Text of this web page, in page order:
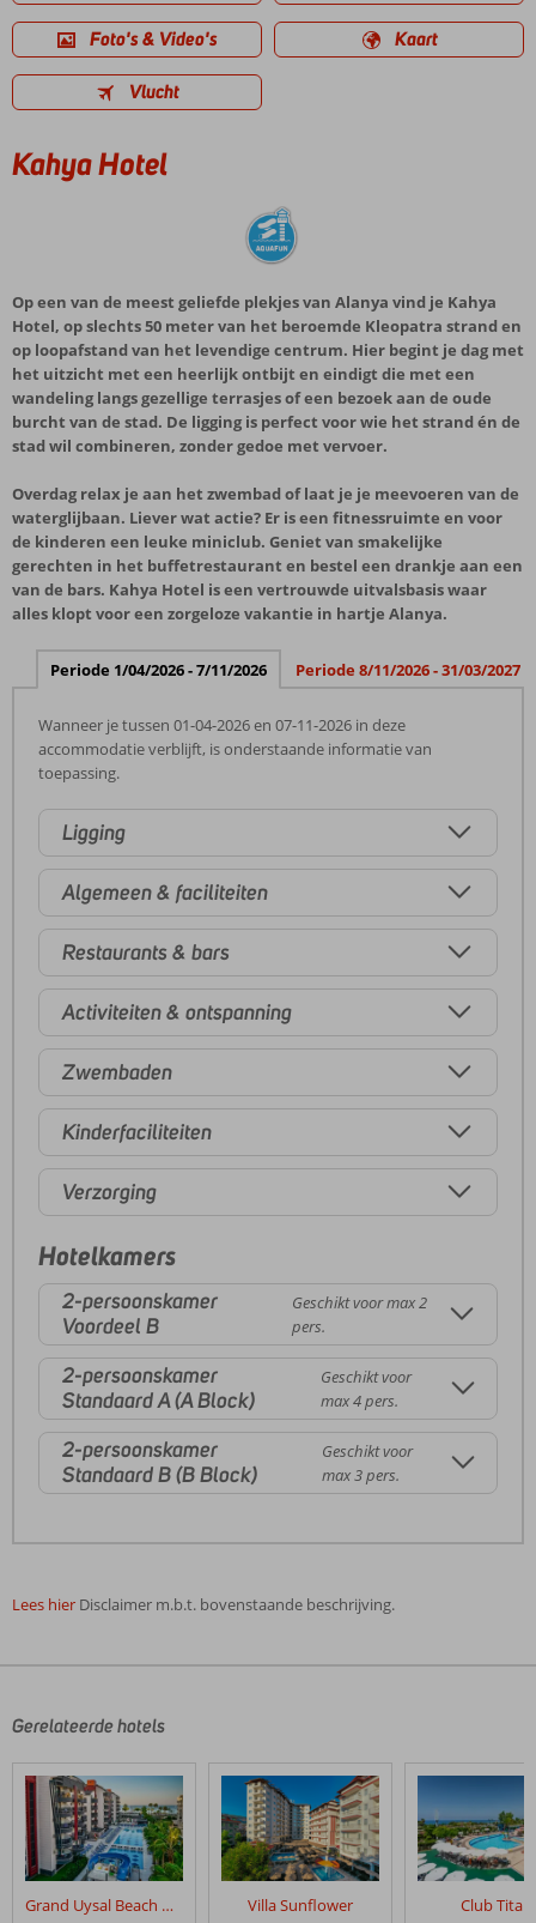
Foto's & Video's Kaart
Vlucht
Kahya Hotel
Op een van de meest geliefde plekjes van Alanya vind je Kahya
Hotel, op slechts 50 meter van het beroemde Kleopatra strand en
op loopafstand van het levendige centrum. Hier begint je dag met
het uitzicht met een heerlijk ontbijt en eindigt die met een
wandeling langs gezellige terrasjes of een bezoek aan de oude
burcht van de stad. De ligging is perfect voor wie het strand én de
stad wil combineren, zonder gedoe met vervoer.
Overdag relax je aan het zwembad of laat je je meevoeren van de
waterglijbaan. Liever wat actie? Er is een fitnessruimte en voor
de kinderen een leuke miniclub. Geniet van smakelijke
gerechten in het buffetrestaurant en bestel een drankje aan een
van de bars. Kahya Hotel is een vertrouwde uitvalsbasis waar
alles klopt voor een zorgeloze vakantie in hartje Alanya.
Periode 1/04/2026 - 7/11/2026 Periode 8/11/2026 - 31/03/2027
Wanneer je tussen 01-04-2026 en 07-11-2026 in deze
accommodatie verblijft, is onderstaande informatie van
toepassing.
Ligging
Algemeen & faciliteiten
Restaurants & bars
Activiteiten & ontspanning
Zwembaden
Kinderfaciliteiten
Verzorging
Hotelkamers
2-persoonskamer
Voordeel B
Geschikt voor max 2
pers.
2-persoonskamer
Standaard A (A Block)
Geschikt voor
max 4 pers.
2-persoonskamer
Standaard B (B Block)
Geschikt voor
max 3 pers.
Lees hier Disclaimer m.b.t. bovenstaande beschrijving.
door
klanten
geschreven
na
hun
verblijf
Kahya
Gerelateerde hotels
Grand Uysal Beach & Spa Villa Sunflower Club Titan